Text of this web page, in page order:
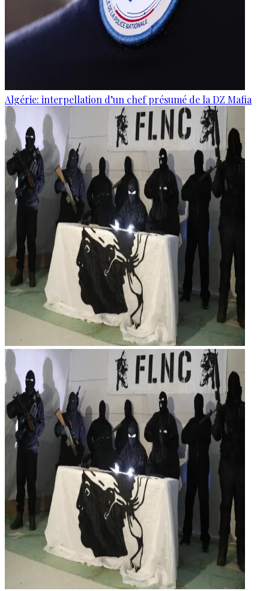
Algérie: interpellation d’un chef présumé de la DZ Mafia